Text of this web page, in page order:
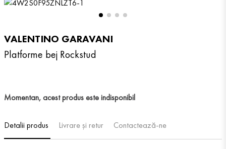
VALENTINO GARAVANI
Platforme bej Rockstud
Momentan, acest produs este indisponibil
Detalii produs Livrare și retur Contactează-ne